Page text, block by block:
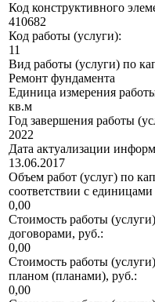
Код конструктивного
410682
Код работы (услуги):
11
Вид работы (услуги) по
Ремонт фундамента
Единица измерения
кв.м
Год завершения работы
2022
Дата актуализации
13.06.2017
Объем работ (услуг) по
соответствии с
0,00
Стоимость работы
договорами, руб.:
0,00
Стоимость работы
планом (планами), руб.:
0,00